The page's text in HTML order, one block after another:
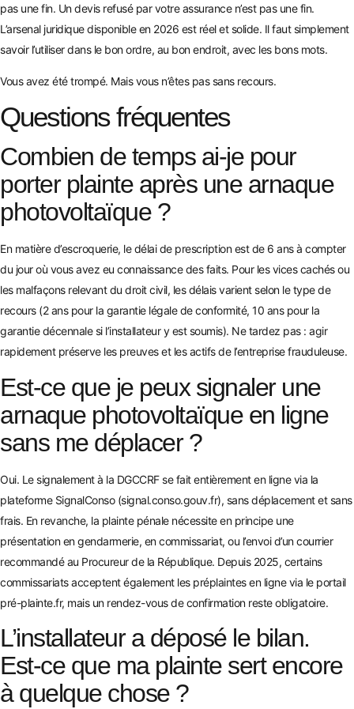
pas une fin. Un devis refusé par votre assurance n’est pas une fin.
L’arsenal juridique disponible en 2026 est réel et solide. Il faut simplement
savoir l’utiliser dans le bon ordre, au bon endroit, avec les bons mots.
Vous avez été trompé. Mais vous n’êtes pas sans recours.
Questions fréquentes
Combien de temps ai-je pour
porter plainte après une arnaque
photovoltaïque ?
En matière d’escroquerie, le délai de prescription est de 6 ans à compter
du jour où vous avez eu connaissance des faits. Pour les vices cachés ou
les malfaçons relevant du droit civil, les délais varient selon le type de
recours (2 ans pour la garantie légale de conformité, 10 ans pour la
garantie décennale si l’installateur y est soumis). Ne tardez pas : agir
rapidement préserve les preuves et les actifs de l’entreprise frauduleuse.
Est-ce que je peux signaler une
arnaque photovoltaïque en ligne
sans me déplacer ?
Oui. Le signalement à la DGCCRF se fait entièrement en ligne via la
plateforme SignalConso (signal.conso.gouv.fr), sans déplacement et sans
frais. En revanche, la plainte pénale nécessite en principe une
présentation en gendarmerie, en commissariat, ou l’envoi d’un courrier
recommandé au Procureur de la République. Depuis 2025, certains
commissariats acceptent également les préplaintes en ligne via le portail
pré-plainte.fr, mais un rendez-vous de confirmation reste obligatoire.
L’installateur a déposé le bilan.
Est-ce que ma plainte sert encore
à quelque chose ?